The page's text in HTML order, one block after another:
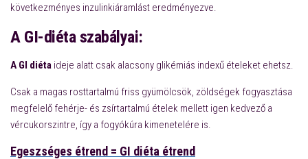
következményes inzulinkiáramlást eredményezve.
A GI-diéta szabályai:
A GI diéta ideje alatt csak alacsony glikémiás indexű ételeket ehetsz.
Csak a magas rosttartalmú friss gyümölcsök, zöldségek fogyasztása
megfelelő fehérje- és zsírtartalmú ételek mellett igen kedvező a
vércukorszintre, így a fogyókúra kimenetelére is.
Egeszséges étrend = GI diéta étrend